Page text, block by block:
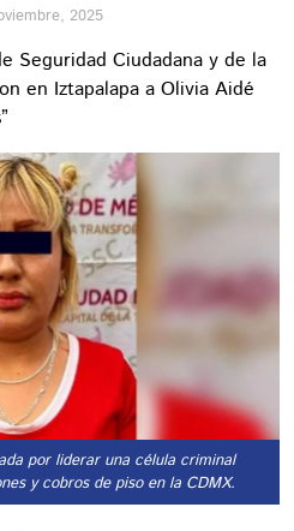
2025
Seguridad Ciudadana y de la
en Iztapalapa a Olivia Aidé
por liderar una célula criminal
y cobros de piso en la CDMX.